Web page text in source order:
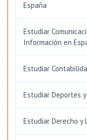
España
Estudiar
Información en
Estudiar
Estudiar Deportes
Estudiar Derecho y